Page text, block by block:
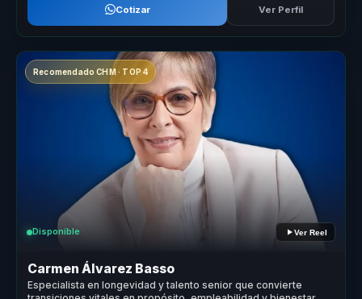
Cotizar Ver Perfil
Recomendado CHM · TOP 4
Disponible Ver Reel
Carmen Álvarez Basso
Especialista en longevidad y talento senior que convierte